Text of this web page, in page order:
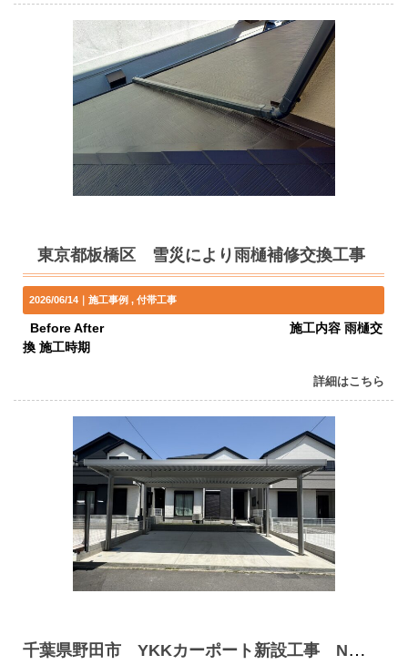
東京都板橋区 雪災により雨樋補修交換工事
2026/06/14｜施工事例 付帯工事
Before After 施工内容 雨樋交
換 施工時期
詳細はこちら
千葉県野田市 YKKカーポート新設工事 N様邸